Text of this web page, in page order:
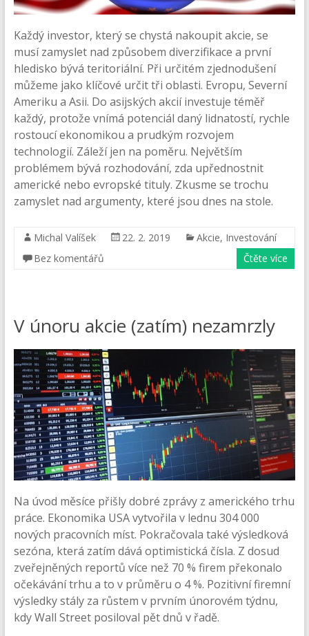
Každý investor, který se chystá nakoupit akcie, se
musí zamyslet nad způsobem diverzifikace a první
hledisko bývá teritoriální. Při určitém zjednodušení
můžeme jako klíčové určit tři oblasti. Evropu, Severní
Ameriku a Asii. Do asijských akcií investuje téměř
každý, protože vnímá potenciál daný lidnatostí, rychle
rostoucí ekonomikou a prudkým rozvojem
technologií. Záleží jen na poměru. Největším
problémem bývá rozhodování, zda upřednostnit
americké nebo evropské tituly. Zkusme se trochu
zamyslet nad argumenty, které jsou dnes na stole.
Michal Valíšek 22. 2. 2019 Akcie, Investování
Bez komentářů
Čtěte více
V únoru akcie (zatím) nezamrzly
Na úvod měsíce přišly dobré zprávy z amerického trhu
práce. Ekonomika USA vytvořila v lednu 304 000
nových pracovních míst. Pokračovala také výsledková
sezóna, která zatím dává optimistická čísla. Z dosud
zveřejněných reportů více než 70 % firem překonalo
očekávání trhu a to v průměru o 4 %. Pozitivní firemní
výsledky stály za růstem v prvním únorovém týdnu,
kdy Wall Street posiloval pět dnů v řadě.